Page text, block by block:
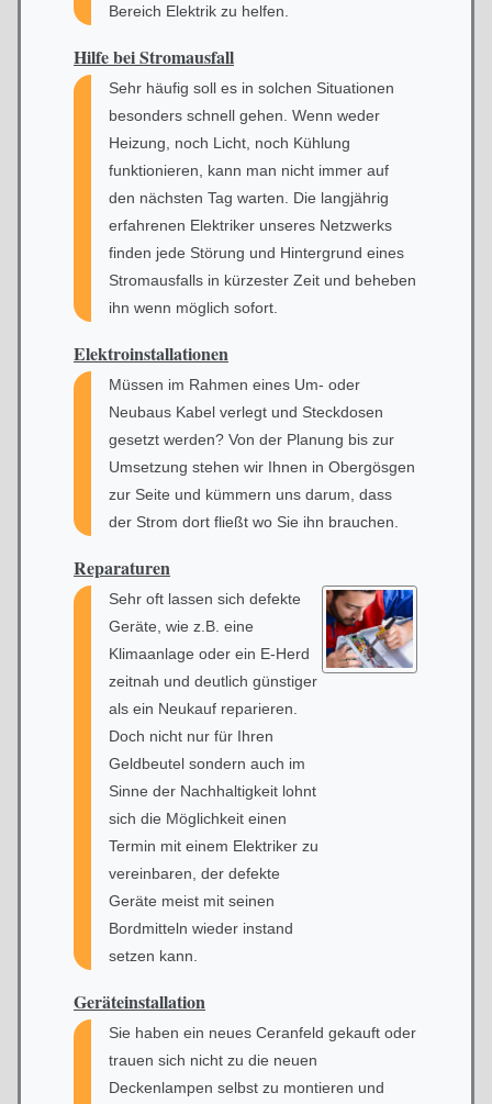
Bereich Elektrik zu helfen.
Hilfe beiStromausfall
Sehr häufig soll es in solchen Situationen
besonders schnell gehen. Wenn weder
Heizung, noch Licht, noch Kühlung
funktionieren, kann man nicht immer auf
den nächsten Tag warten. Die langjährig
erfahrenen Elektriker unseres Netzwerks
finden jede Störung und Hintergrund eines
Stromausfalls in kürzester Zeit und beheben
ihn wenn möglich sofort.
Elektroinstallationen
Müssen im Rahmen eines Um- oder
Neubaus Kabel verlegt und Steckdosen
gesetzt werden? Von der Planung bis zur
Umsetzung stehen wir Ihnen in Obergösgen
zur Seite und kümmern uns darum, dass
der Strom dort fließt wo Sie ihn brauchen.
Reparaturen
Sehr oft lassen sich defekte
Geräte, wie z.B. eine
Klimaanlage oder ein E-Herd
zeitnah und deutlich günstiger
als ein Neukauf reparieren.
Doch nicht nur für Ihren
Geldbeutel sondern auch im
Sinne der Nachhaltigkeit lohnt
sich die Möglichkeit einen
Termin mit einem Elektriker zu
vereinbaren, der defekte
Geräte meist mit seinen
Bordmitteln wieder instand
setzen kann.
Geräteinstallation
Sie haben ein neues Ceranfeld gekauft oder
trauen sich nicht zu die neuen
Deckenlampen selbst zu montieren und